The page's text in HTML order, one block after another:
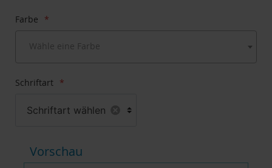
Farbe
Wähle eine Farbe
Schriftart
Schriftart wählen
Vorschau